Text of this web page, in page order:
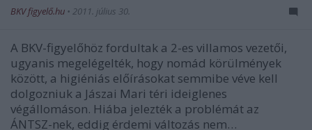
BKV figyelő.hu • 2011. július 30.
A BKV-figyelőhöz fordultak a 2-es villamos vezetői,
ugyanis megelégelték, hogy nomád körülmények
között, a higiéniás előírásokat semmibe véve kell
dolgozniuk a Jászai Mari téri ideiglenes
végállomáson. Hiába jelezték a problémát az
ÁNTSZ-nek, eddig érdemi változás nem…